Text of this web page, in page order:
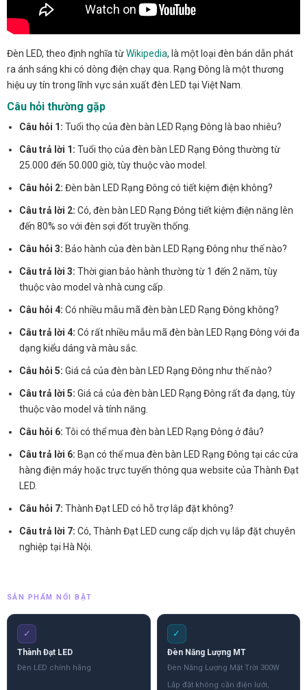
Đèn LED, theo định nghĩa từWikipedia, là một loại đèn bán dẫn phát
ra ánh sáng khi có dòng điện chạy qua. Rạng Đông là một thương
hiệu uy tín trong lĩnh vực sản xuất đèn LED tại Việt Nam.
Câu hỏi thường gặp
Câu hỏi 1: Tuổi thọ của đèn bàn LED Rạng Đông là bao nhiêu?
Câu trả lời 1: Tuổi thọ của đèn bàn LED Rạng Đông thường từ
25.000 đến 50.000 giờ, tùy thuộc vào model.
Câu hỏi 2: Đèn bàn LED Rạng Đông có tiết kiệm điện không?
Câu trả lời 2: Có, đèn bàn LED Rạng Đông tiết kiệm điện năng lên
đến 80% so với đèn sợi đốt truyền thống.
Câu hỏi 3: Bảo hành của đèn bàn LED Rạng Đông như thế nào?
Câu trả lời 3: Thời gian bảo hành thường từ 1 đến 2 năm, tùy
thuộc vào model và nhà cung cấp.
Câu hỏi 4: Có nhiều mẫu mã đèn bàn LED Rạng Đông không?
Câu trả lời 4: Có rất nhiều mẫu mã đèn bàn LED Rạng Đông với đa
dạng kiểu dáng và màu sắc.
Câu hỏi 5: Giá cả của đèn bàn LED Rạng Đông như thế nào?
Câu trả lời 5: Giá cả của đèn bàn LED Rạng Đông rất đa dạng, tùy
thuộc vào model và tính năng.
Câu hỏi 6: Tôi có thể mua đèn bàn LED Rạng Đông ở đâu?
Câu trả lời 6: Bạn có thể mua đèn bàn LED Rạng Đông tại các cửa
hàng điện máy hoặc trực tuyến thông qua website của Thành Đạt
LED.
Câu hỏi 7: Thành Đạt LED có hỗ trợ lắp đặt không?
Câu trả lời 7: Có, Thành Đạt LED cung cấp dịch vụ lắp đặt chuyên
nghiệp tại Hà Nội.
SẢN PHẨM NỔI BẬT
✓
Thành Đạt LED
Đèn LED chính hãng
✓
Đèn Năng Lượng MT
Đèn Năng Lượng Mặt Trời 300W
Lắp đặt không cần điện lưới,